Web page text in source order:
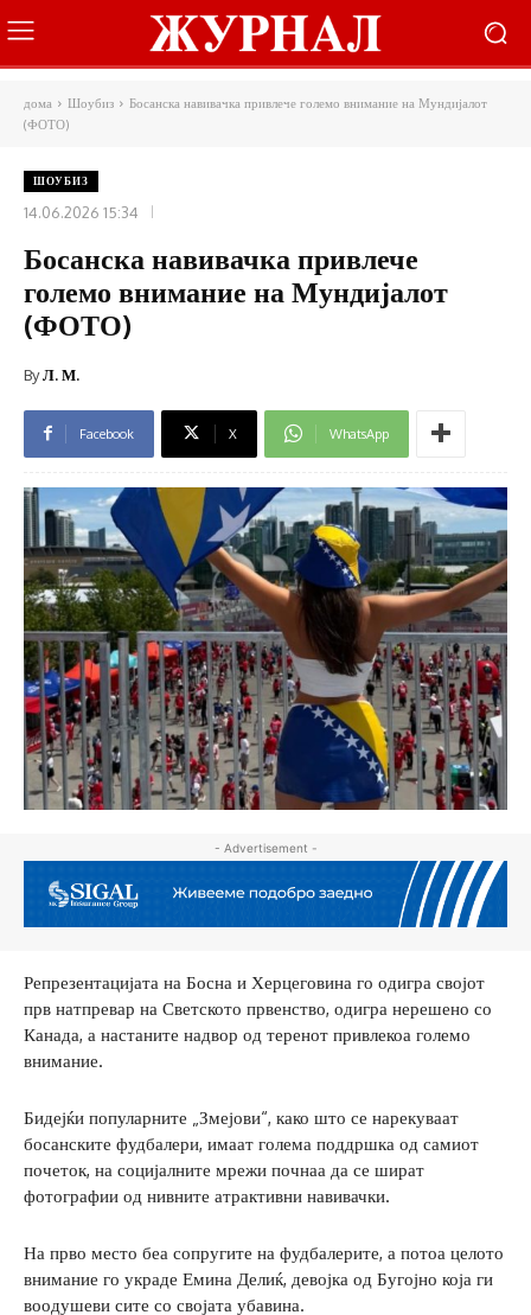
дома Шоубиз
Босанска навивачка привлече големо внимание на Мундијалот
(ФОТО)
ШОУБИЗ
14.06.2026 15:34
Босанска навивачка привлече
големо внимание на Мундијалот
(ФОТО)
ByЛ. М.
Facebook X WhatsApp
- Advertisement -
Репрезентацијата на Босна и Херцеговина го одигра својот
прв натпревар на Светското првенство, одигра нерешено со
Канада, а настаните надвор од теренот привлекоа големо
внимание.
Бидејќи популарните „Змејови“, како што се нарекуваат
босанските фудбалери, имаат голема поддршка од самиот
почеток, на социјалните мрежи почнаа да се шират
фотографии од нивните атрактивни навивачки.
На прво место беа сопругите на фудбалерите, а потоа целото
внимание го украде Емина Делиќ, девојка од Бугојно која ги
воодушеви сите со својата убавина.